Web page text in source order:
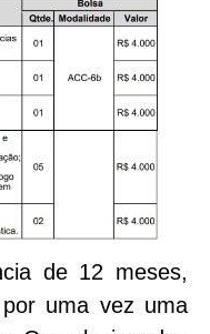
de 12 meses,
uma vez uma